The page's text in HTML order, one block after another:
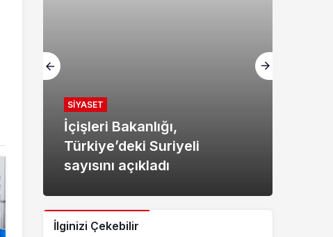
SIYASET
İçişleri Bakanlığı,
Türkiye’deki Suriyeli
sayısını açıkladı
İlginizi Çekebilir